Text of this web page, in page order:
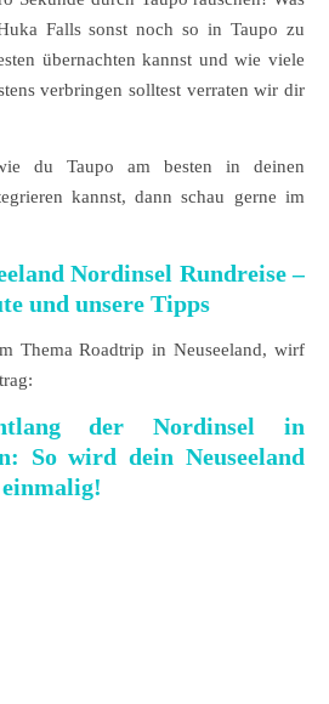
Falls sonst noch so in Taupo zu
übernachten kannst und wie viele
verbringen solltest verraten wir dir
du Taupo am besten in deinen
kannst, dann schau gerne im
Nordinsel Rundreise –
und unsere Tipps
Thema Roadtrip in Neuseeland, wirf
der Nordinsel in
So wird dein Neuseeland